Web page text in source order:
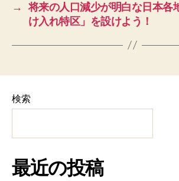
→
将来の人口減少が明白な日本各
け入れ特区」を設けよう！
検索
最近の投稿